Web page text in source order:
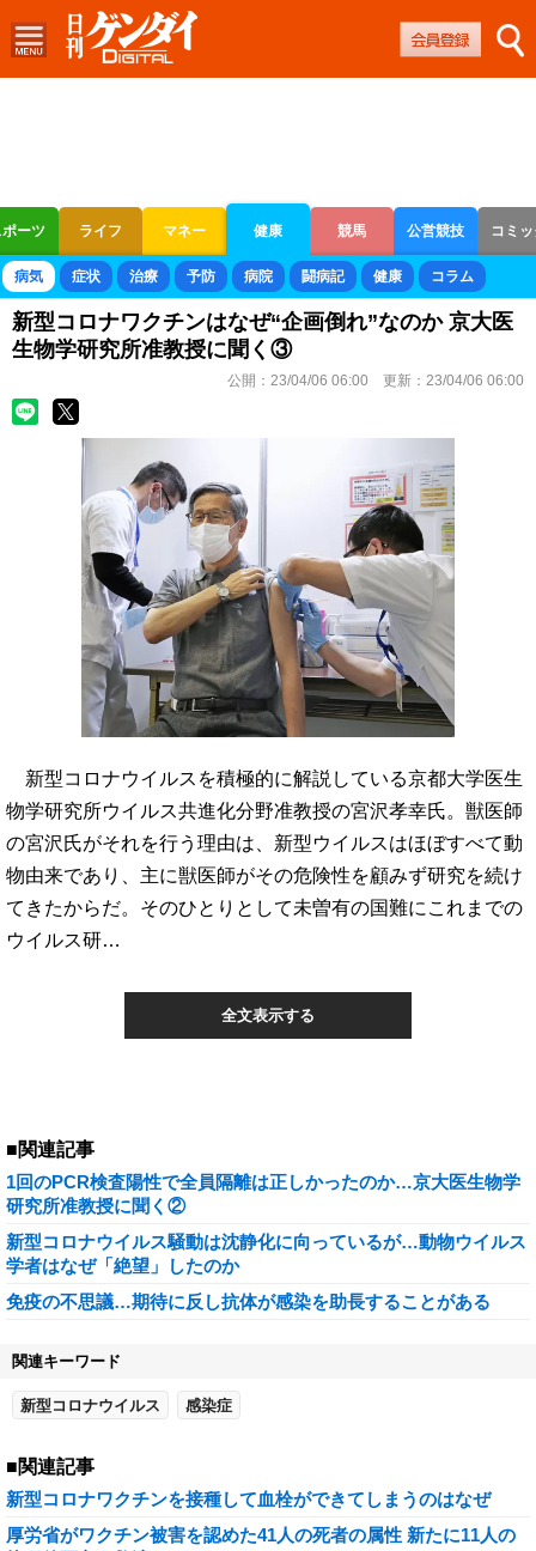
ーツ ライフ マネー 健康 競馬 公営競技 コミ
ボートレース 競輪 オートレース
病気 症状 治療 予防 病院 闘病記 健康 コラム
新型コロナワクチンはなぜ“企画倒れ”なのか 京大医
生物学研究所准教授に聞く③
公開： 23/04/06 06:00 更新： 23/04/06 06:00
新型コロナウイルスを積極的に解説している京都大学医生
物学研究所ウイルス共進化分野准教授の宮沢孝幸氏。獣医師
の宮沢氏がそれを行う理由は、新型ウイルスはほぼすべて動
物由来であり、主に獣医師がその危険性を顧みず研究を続け
てきたからだ。そのひとりとして未曽有の国難にこれまでの
ウイルス研…
全文表示する
■関連記事
1回のPCR検査陽性で全員隔離は正しかったのか…京大医生物学
研究所准教授に聞く②
新型コロナウイルス騒動は沈静化に向っているが…動物ウイルス
学者はなぜ「絶望」したのか
免疫の不思議…期待に反し抗体が感染を助長することがある
関連キーワード
新型コロナウイルス 感染症
■関連記事
新型コロナワクチンを接種して血栓ができてしまうのはなぜ
厚労省がワクチン被害を認めた41人の死者の属性 新たに11人の